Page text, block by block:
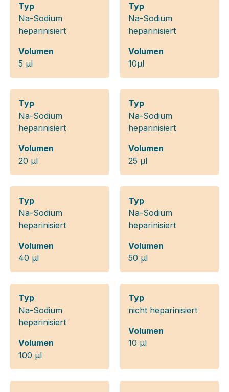
Typ
Na-Sodium
heparinisiert
Volumen
5 µl
Typ
Na-Sodium
heparinisiert
Volumen
10µl
Typ
Na-Sodium
heparinisiert
Volumen
20 µl
Typ
Na-Sodium
heparinisiert
Volumen
25 µl
Typ
Na-Sodium
heparinisiert
Volumen
40 µl
Typ
Na-Sodium
heparinisiert
Volumen
50 µl
Typ
Na-Sodium
heparinisiert
Volumen
100 µl
Typ
nicht heparinisiert
Volumen
10 µl